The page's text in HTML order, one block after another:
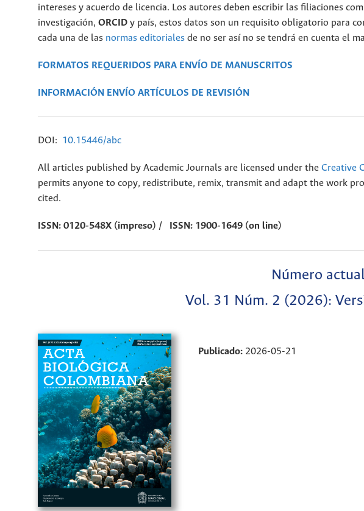
intereses y acuerdo de licencia. Los autores deben escribir las filiaciones
investigación, ORCID y país, estos datos son un requisito obligatorio para
cada una de las normas editoriales de no ser así no se tendrá en cuenta el
FORMATOS REQUERIDOS PARA ENVÍO DE MANUSCRITOS
INFORMACIÓN ENVÍO ARTÍCULOS DE REVISIÓN
DOI: 10.15446/abc
All articles published by Academic Journals are licensed under the Creative
permits anyone to copy, redistribute, remix, transmit and adapt the work
cited.
ISSN: 0120-548X (impreso) / ISSN: 1900-1649 (on line)
Número
Vol. 31 Núm. 2 (2026):
Publicado: 2026-05-21